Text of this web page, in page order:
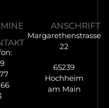
ANSCHRIFT
Margarethenstrasse
22
65239
Hochheim
am Main